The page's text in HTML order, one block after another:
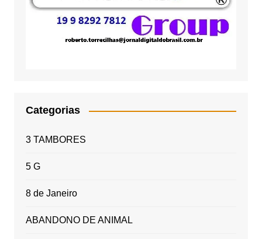
Categorias
3 TAMBORES
5 G
8 de Janeiro
ABANDONO DE ANIMAL